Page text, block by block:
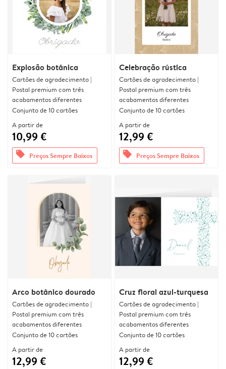
Explosão botânica
Cartões de agradecimento |
Postal premium com três
acabamentos diferentes
Conjunto de 10 cartões
A partir de
10,99 €
offers Preços Sempre Baixos
Celebração rústica
Cartões de agradecimento |
Postal premium com três
acabamentos diferentes
Conjunto de 10 cartões
A partir de
12,99 €
offers Preços Sempre Baixos
Arco botânico dourado
Cartões de agradecimento |
Postal premium com três
acabamentos diferentes
Conjunto de 10 cartões
A partir de
12,99 €
Cruz floral azul-turquesa
Cartões de agradecimento |
Postal premium com três
acabamentos diferentes
Conjunto de 10 cartões
A partir de
12,99 €